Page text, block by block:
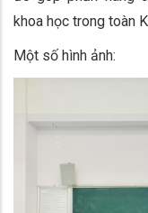
khoa học trong toàn
Một số hình ảnh: